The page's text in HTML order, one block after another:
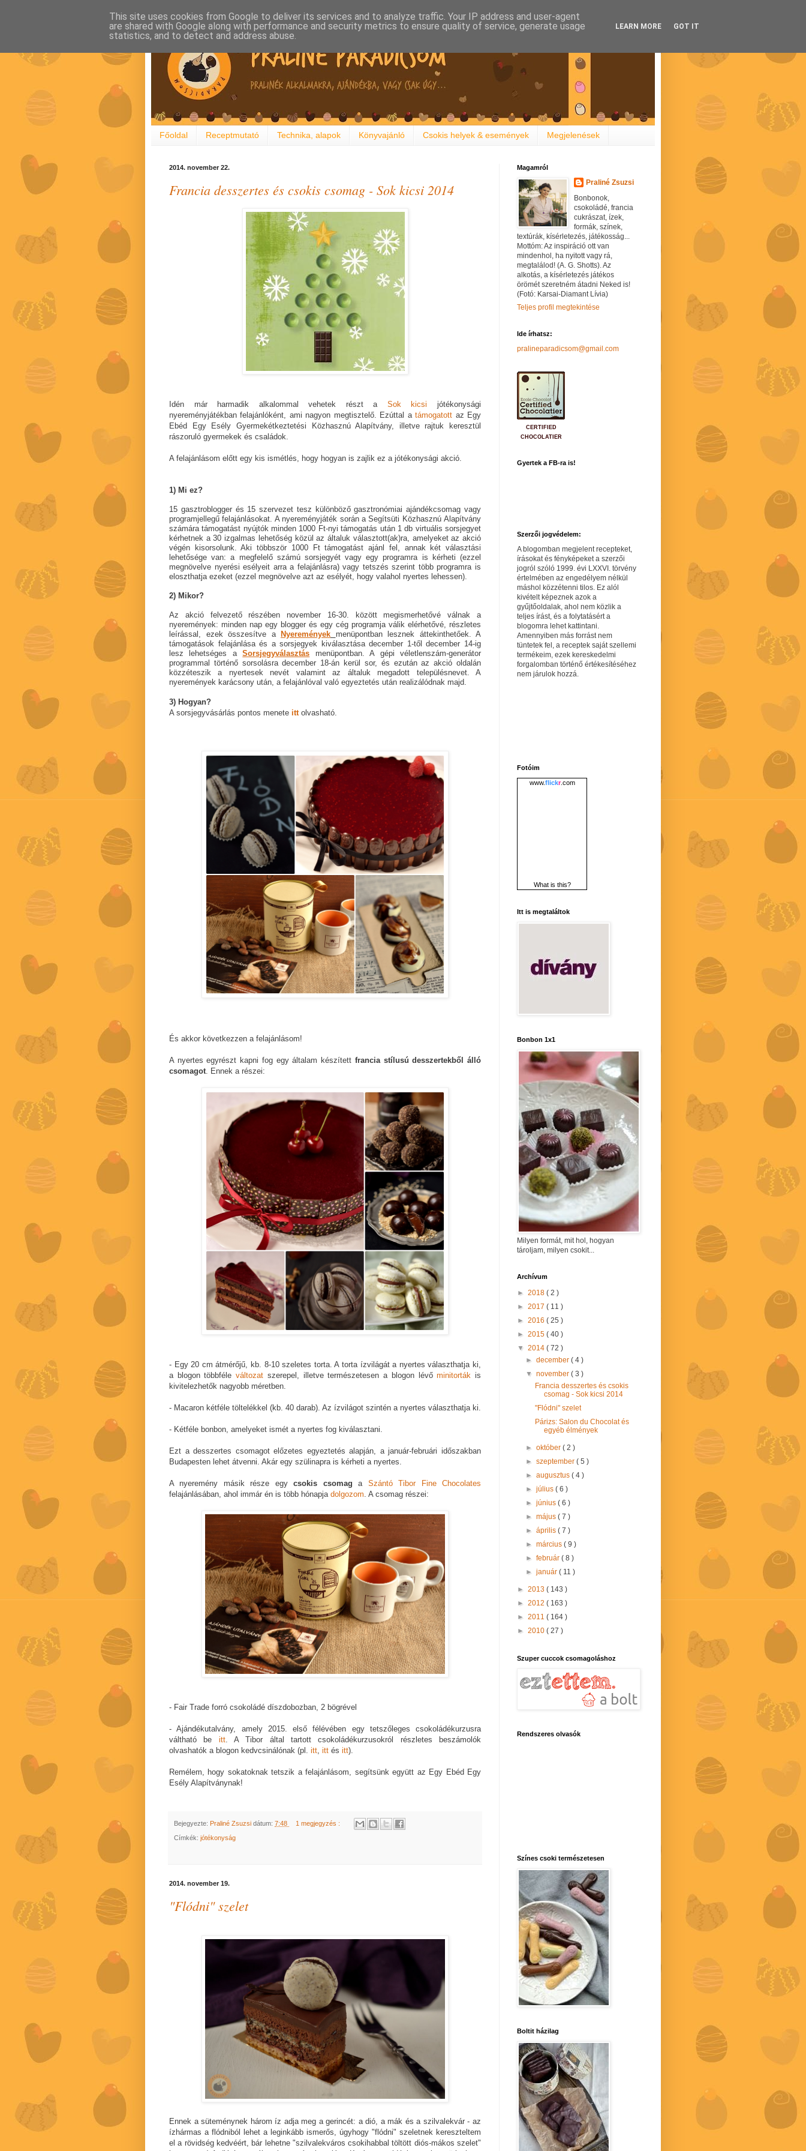
Főoldal Receptmutató Technika, alapok Könyvajánló Csokis helyek & események Megjelenések
2014. november 22.
Francia desszertes és csokis csomag - Sok kicsi 2014
Idén már harmadik alkalommal vehetek részt a Sok kicsi jótékonysági
nyereményjátékban felajánlóként, ami nagyon megtisztelő. Ezúttal atámogatott az Egy
Ebéd Egy Esély Gyermekétkeztetési Közhasznú Alapítvány, illetve rajtuk keresztül
rászoruló gyermekek és családok.
A felajánlásom előtt egy kis ismétlés, hogy hogyan is zajlik ez a jótékonysági akció.
1) Mi ez?
15 gasztroblogger és 15 szervezet tesz különböző gasztronómiai ajándékcsomag vagy
programjellegű felajánlásokat. A nyereményjáték során a Segítsüti Közhasznú Alapítvány
számára támogatást nyújtók minden 1000 Ft-nyi támogatás után 1 db virtuális sorsjegyet
kérhetnek a 30 izgalmas lehetőség közül az általuk választott(ak)ra, amelyeket az akció
végén kisorsolunk. Aki többször 1000 Ft támogatást ajánl fel, annak két választási
lehetősége van: a megfelelő számú sorsjegyét vagy egy programra is kérheti (ezzel
megnövelve nyerési esélyeit arra a felajánlásra) vagy tetszés szerint több programra is
eloszthatja ezeket (ezzel megnövelve azt az esélyét, hogy valahol nyertes lehessen).
2) Mikor?
Az akció felvezető részében november 16-30. között megismerhetővé válnak a
nyeremények: minden nap egy blogger és egy cég programja válik elérhetővé, részletes
leírással, ezek összesítve a Nyeremények
menüpontban lesznek áttekinthetőek. A
támogatások felajánlása és a sorsjegyek kiválasztása december 1-től december 14-ig
lesz lehetséges aSorsjegyválasztás menüpontban. A gépi véletlenszám-generátor
programmal történő sorsolásra december 18-án kerül sor, és ezután az akció oldalán
közzéteszik a nyertesek nevét valamint az általuk megadott településnevet. A
nyeremények karácsony után, a felajánlóval való egyeztetés után realizálódnak majd.
3) Hogyan?
A sorsjegyvásárlás pontos menete ittolvasható.
És akkor következzen a felajánlásom!
A nyertes egyrészt kapni fog egy általam készített francia stílusú desszertekből álló
csomagot. Ennek a részei:
- Egy 20 cm átmérőjű, kb. 8-10 szeletes torta. A torta ízvilágát a nyertes választhatja ki,
a blogon többféleváltozat szerepel, illetve természetesen a blogon lévőminitorták is
kivitelezhetők nagyobb méretben.
- Macaron kétféle töltelékkel (kb. 40 darab). Az ízvilágot szintén a nyertes választhatja ki.
- Kétféle bonbon, amelyeket ismét a nyertes fog kiválasztani.
Ezt a desszertes csomagot előzetes egyeztetés alapján, a január-februári időszakban
Budapesten lehet átvenni. Akár egy szülinapra is kérheti a nyertes.
A nyeremény másik része egycsokis csomag a Szántó Tibor Fine Chocolates
felajánlásában, ahol immár én is több hónapja dolgozom. A csomag részei:
- Fair Trade forró csokoládé díszdobozban, 2 bögrével
- Ajándékutalvány, amely 2015. első félévében egy tetszőleges csokoládékurzusra
váltható be itt. A Tibor által tartott csokoládékurzusokról részletes beszámolók
olvashatók a blogon kedvcsinálónak (pl. itt, itt és itt).
Remélem, hogy sokatoknak tetszik a felajánlásom, segítsünk együtt az Egy Ebéd Egy
Esély Alapítványnak!
Bejegyezte: Praliné Zsuzsi dátum: 7:48 1 megjegyzés :
Címkék: jótékonyság
2014. november 19.
"Flódni" szelet
Ennek a süteménynek három íz adja meg a gerincét: a dió, a mák és a szilvalekvár - az
ízhármas a flódniból lehet a leginkább ismerős, úgyhogy "flódni" szeletnek kereszteltem
el a rövidség kedvéért, bár lehetne "szilvalekváros csokihabbal töltött diós-mákos szelet"
Magamról
Praliné Zsuzsi
Bonbonok,
csokoládé, francia
cukrászat, ízek,
formák, színek,
textúrák, kísérletezés, játékosság...
Mottóm: Az inspiráció ott van
mindenhol, ha nyitott vagy rá,
megtalálod! (A. G. Shotts). Az
alkotás, a kísérletezés játékos
örömét szeretném átadni Neked is!
(Fotó: Karsai-Diamant Lívia)
Teljes profil megtekintése
Ide írhatsz:
pralineparadicsom@gmail.com
CERTIFIED
CHOCOLATIER
Gyertek a FB-ra is!
Szerzői jogvédelem:
A blogomban megjelent recepteket,
írásokat és fényképeket a szerzői
jogról szóló 1999. évi LXXVI. törvény
értelmében az engedélyem nélkül
máshol közzétenni tilos. Ez alól
kivételt képeznek azok a
gyűjtőoldalak, ahol nem közlik a
teljes írást, és a folytatásért a
blogomra lehet kattintani.
Amennyiben más forrást nem
tüntetek fel, a receptek saját szellemi
termékeim, ezek kereskedelmi
forgalomban történő értékesítéséhez
nem járulok hozzá.
Fotóim
www.flickr.com
What is this?
Itt is megtaláltok
Bonbon 1x1
Milyen formát, mit hol, hogyan
tároljam, milyen csokit...
Archívum
► 2018 ( 2 )
► 2017 ( 11 )
► 2016 ( 25 )
► 2015 ( 40 )
▼ 2014 ( 72 )
►december( 4 )
▼november( 3 )
Francia desszertes és csokis
csomag - Sok kicsi 2014
"Flódni" szelet
Párizs: Salon du Chocolat és
egyéb élmények
►október( 2 )
►szeptember( 5 )
►augusztus( 4 )
►július( 6 )
►június( 6 )
►május( 7 )
►április( 7 )
►március( 9 )
►február( 8 )
►január( 11 )
► 2013 ( 143 )
► 2012 ( 163 )
► 2011 ( 164 )
► 2010 ( 27 )
Szuper cuccok csomagoláshoz
Rendszeres olvasók
Színes csoki természetesen
Boltit házilag
This site uses cookies from Google to deliver its services and to analyze traffic. Your IP address and user-agent
are shared with Google along with performance and security metrics to ensure quality of service, generate usage
statistics, and to detect and address abuse.
LEARN MORE GOT IT